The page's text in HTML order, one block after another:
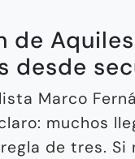
de
desde
Marco
muchos
de tres.